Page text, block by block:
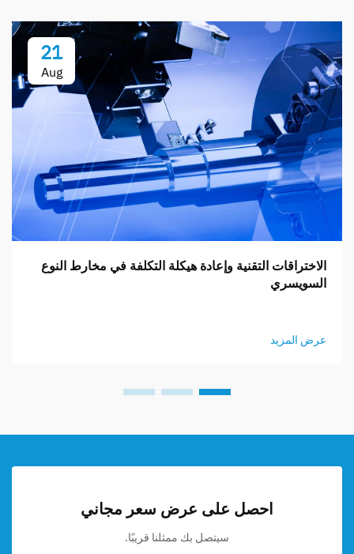
21
Aug
الاختراقات التقنية وإعادة هيكلة التكلفة في مخارط النوع
السويسري
عرض المزيد
احصل على عرض سعر مجاني
سيتصل بك ممثلنا قريبًا.